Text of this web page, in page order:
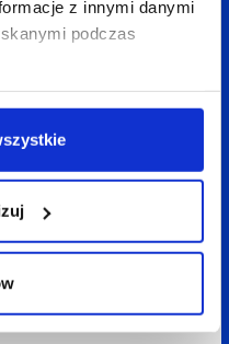
z innymi danymi
podczas
materiałów.
świetny
więzimiędzy
ale też